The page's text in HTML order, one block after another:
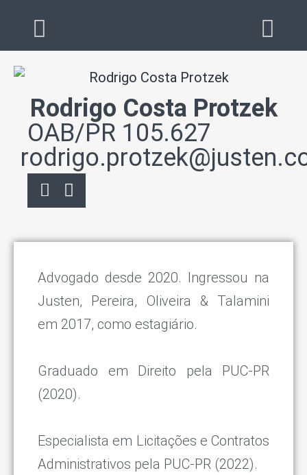
Rodrigo Costa Protzek
OAB/PR 105.627
Advogado desde 2020. Ingressou na
Justen, Pereira, Oliveira & Talamini
em 2017, como estagiário.
Graduado em Direito pela PUC-PR
(2020).
Especialista em Licitações e Contratos
Administrativos pela PUC-PR (2022).